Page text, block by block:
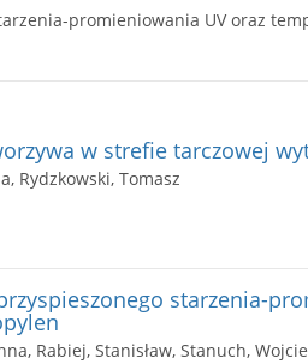
promieniowania UV oraz
w strefie tarczowej
Rydzkowski, Tomasz
starzenia-
Rabiej, Stanisław, Stanuch,